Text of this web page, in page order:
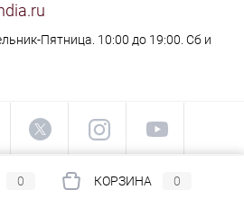
Пятница. 10:00 до 19:00. Сб и
0 КОРЗИНА 0